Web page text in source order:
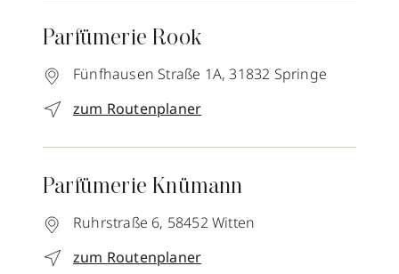
Parfümerie Rook
Fünfhausen Straße 1A, 31832 Springe
zum Routenplaner
Parfümerie Knümann
Ruhrstraße 6, 58452 Witten
zum Routenplaner